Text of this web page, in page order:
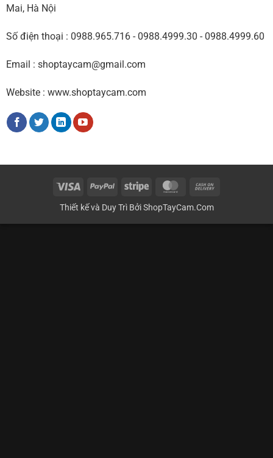
Mai, Hà Nội
Số điện thoại : 0988.965.716 - 0988.4999.30 - 0988.4999.60
Email : shoptaycam@gmail.com
Website : www.shoptaycam.com
Visa PayPal Stripe MasterCard
Thiết kế và Duy Trì BởiShopTayCam.Com